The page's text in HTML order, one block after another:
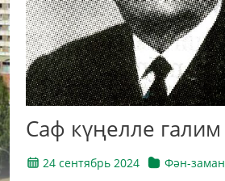
Саф күңелле галим
24 сентябрь 2024 Фән-заман